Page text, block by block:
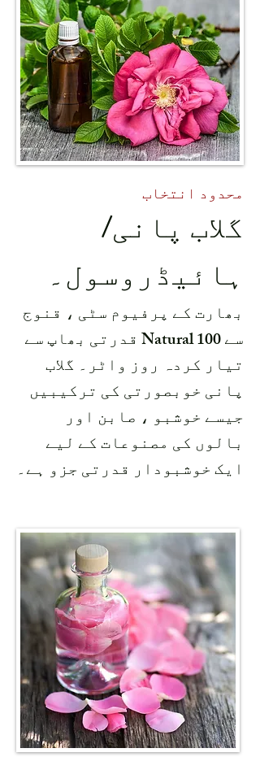
محدود انتخاب
گلاب پانی/
ہائیڈروسول۔
بھارت کے پرفیوم سٹی ، قنوج
سے 100 Natural قدرتی بھاپ سے
تیار کردہ روز واٹر۔ گلاب
پانی خوبصورتی کی ترکیبیں
جیسے خوشبو ، صابن اور
بالوں کی مصنوعات کے لیے
ایک خوشبودار قدرتی جزو ہے۔